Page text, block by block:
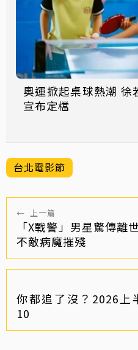
奧運掀起桌球熱潮 徐
宣布定檔
台北電影節
← 上一篇
「X戰警」男星驚傳離
不敵病魔摧殘
你都追了沒？2026上
10